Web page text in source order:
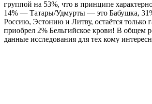
группой на 53%, что в принципе
14% — Татары/Удмурты — это Бабушка,
Россию, Эстонию и Литву, остаётся только
приобрел 2% Бельгийское крови! В общем
данные исследования для тех кому